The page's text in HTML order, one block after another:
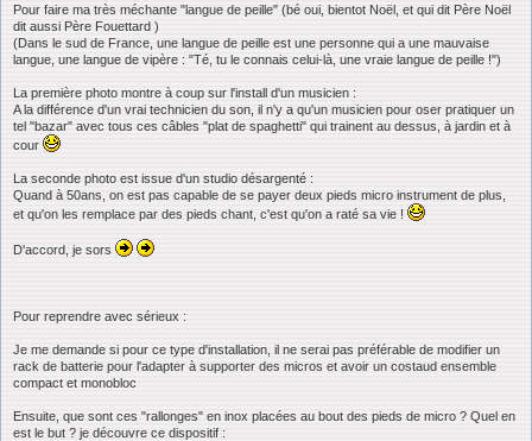
Pour faire ma très méchante "langue de peille" (bé oui, bientot Noël, et qui dit Père Noël
dit aussi Père Fouettard )
(Dans le sud de France, une langue de peille est une personne qui a une mauvaise
langue, une langue de vipère : "Té, tu le connais celui-là, une vraie langue de peille !")
La première photo montre à coup sur l'install d'un musicien :
A la différence d'un vrai technicien du son, il n'y a qu'un musicien pour oser pratiquer un
tel "bazar" avec tous ces câbles "plat de spaghetti" qui trainent au dessus, à jardin et à
cour
La seconde photo est issue d'un studio désargenté :
Quand à 50ans, on est pas capable de se payer deux pieds micro instrument de plus,
et qu'on les remplace par des pieds chant, c'est qu'on a raté sa vie !
D'accord, je sors
Pour reprendre avec sérieux :
Je me demande si pour ce type d'installation, il ne serai pas préférable de modifier un
rack de batterie pour l'adapter à supporter des micros et avoir un costaud ensemble
compact et monobloc
Ensuite, que sont ces "rallonges" en inox placées au bout des pieds de micro ? Quel en
est le but ? je découvre ce dispositif :